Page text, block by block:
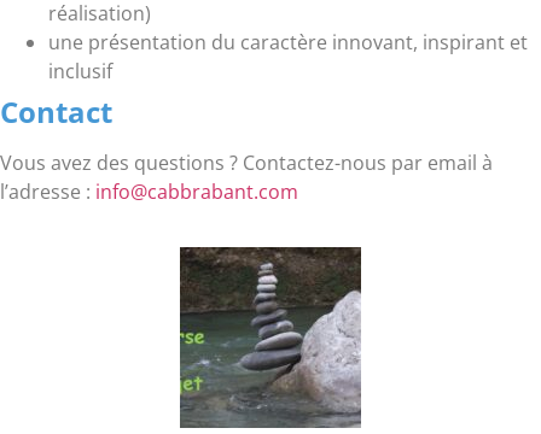
réalisation)
une présentation du caractère innovant, inspirant et
inclusif
Contact
Vous avez des questions ? Contactez-nous par email à
l’adresse : info@cabbrabant.com